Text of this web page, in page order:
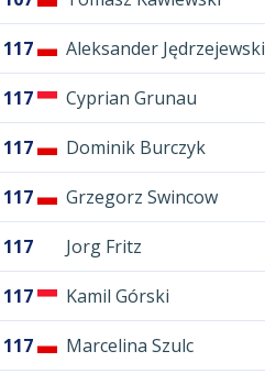
117 Aleksander Jędrzejewski
117 Cyprian Grunau
117 Dominik Burczyk
117 Grzegorz Swincow
117 Jorg Fritz
117 Kamil Górski
117 Marcelina Szulc